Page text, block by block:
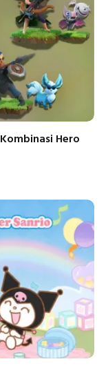
Hero